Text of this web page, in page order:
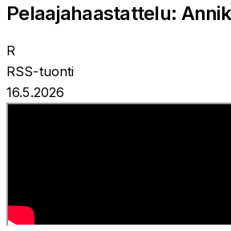
Pelaajahaastattelu:
R
RSS-tuonti
16.5.2026